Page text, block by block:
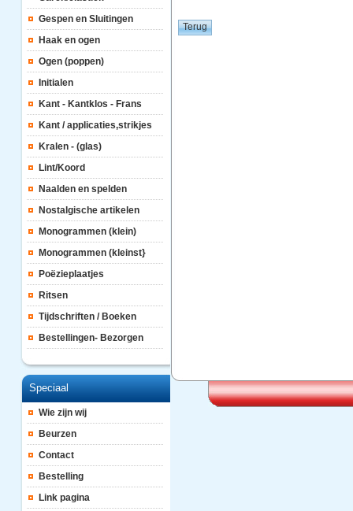
Gespen en Sluitingen
Haak en ogen
Ogen (poppen)
Initialen
Kant - Kantklos - Frans
Kant / applicaties,strikjes
Kralen - (glas)
Lint/Koord
Naalden en spelden
Nostalgische artikelen
Monogrammen (klein)
Monogrammen (kleinst}
Poëzieplaatjes
Ritsen
Tijdschriften / Boeken
Bestellingen- Bezorgen
Speciaal
Wie zijn wij
Beurzen
Contact
Bestelling
Link pagina